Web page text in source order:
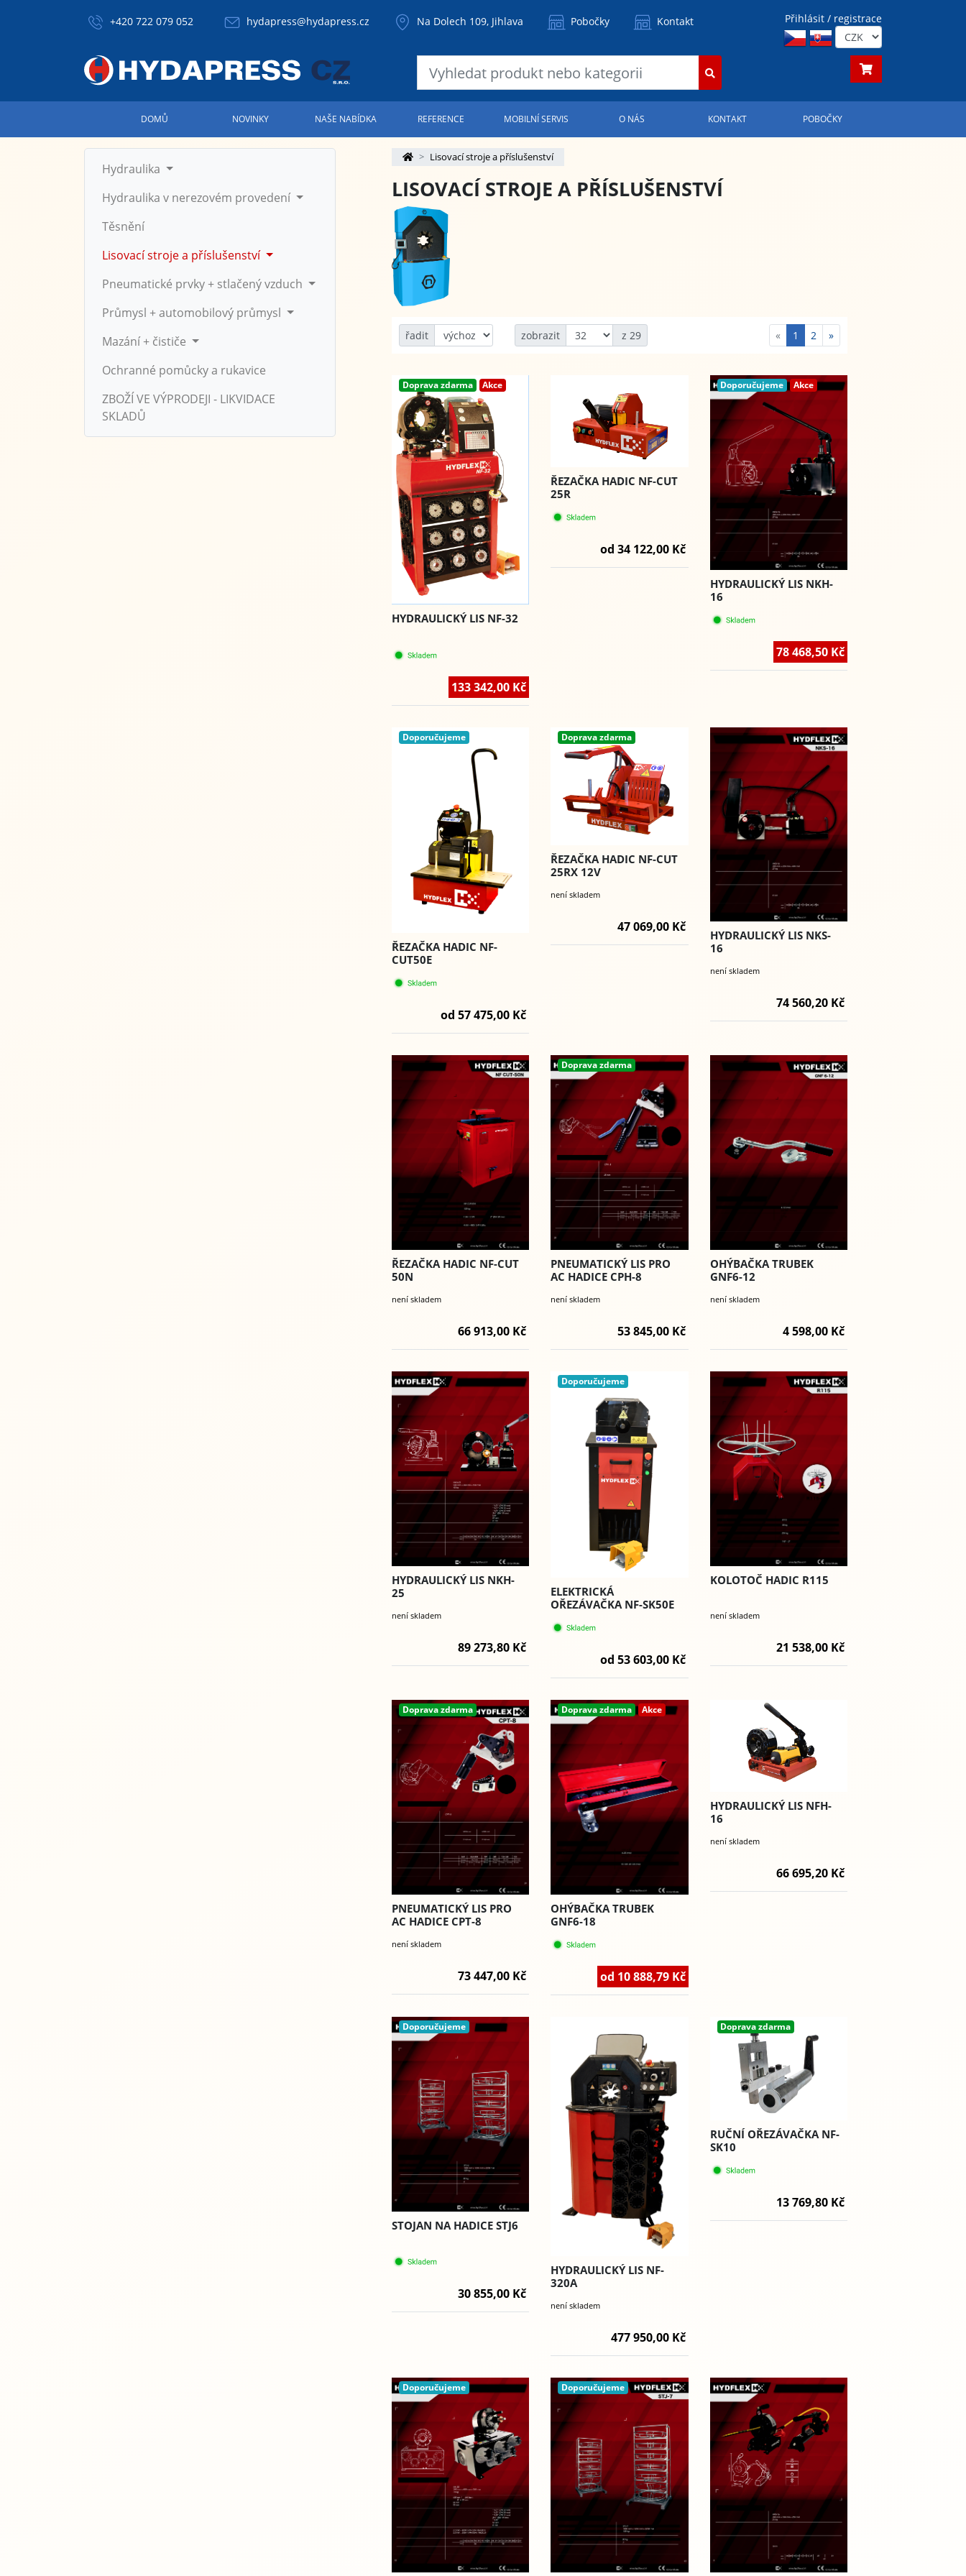
+420 722 079 052 hydapress@hydapress.cz Na Dolech 109, Jihlava Pobočky Kontakt Přihlásit / registrace
DOMŮ NOVINKY NAŠE NABÍDKA REFERENCE MOBILNÍ SERVIS O NÁS KONTAKT POBOČKY
Hydraulika
Hydraulika v nerezovém provedení
Těsnění
Lisovací stroje a příslušenství
Pneumatické prvky + stlačený vzduch
Průmysl + automobilový průmysl
Mazání + čističe
Ochranné pomůcky a rukavice
ZBOŽÍ VE VÝPRODEJI - LIKVIDACE
SKLADŮ
Lisovací stroje a příslušenství
LISOVACÍ STROJE A PŘÍSLUŠENSTVÍ
řadit zobrazit z 29 « 1 2 »
Doprava zdarma Akce
HYDRAULICKÝ LIS NF-32
133 342,00 Kč
ŘEZAČKA HADIC NF-CUT
25R
od 34 122,00 Kč
Doporučujeme Akce
HYDRAULICKÝ LIS NKH-
16
78 468,50 Kč
Doporučujeme
ŘEZAČKA HADIC NF-
CUT50E
od 57 475,00 Kč
Doprava zdarma
ŘEZAČKA HADIC NF-CUT
25RX 12V
není skladem
47 069,00 Kč
HYDRAULICKÝ LIS NKS-
16
není skladem
74 560,20 Kč
ŘEZAČKA HADIC NF-CUT
50N
není skladem
66 913,00 Kč
Doprava zdarma
PNEUMATICKÝ LIS PRO
AC HADICE CPH-8
není skladem
53 845,00 Kč
OHÝBAČKA TRUBEK
GNF6-12
není skladem
4 598,00 Kč
HYDRAULICKÝ LIS NKH-
25
není skladem
89 273,80 Kč
Doporučujeme
ELEKTRICKÁ
OŘEZÁVAČKA NF-SK50E
od 53 603,00 Kč
KOLOTOČ HADIC R115
není skladem
21 538,00 Kč
Doprava zdarma
PNEUMATICKÝ LIS PRO
AC HADICE CPT-8
není skladem
73 447,00 Kč
Doprava zdarma Akce
OHÝBAČKA TRUBEK
GNF6-18
od 10 888,79 Kč
HYDRAULICKÝ LIS NFH-
16
není skladem
66 695,20 Kč
Doporučujeme
STOJAN NA HADICE STJ6
30 855,00 Kč
HYDRAULICKÝ LIS NF-
320A
není skladem
477 950,00 Kč
Doprava zdarma
RUČNÍ OŘEZÁVAČKA NF-
SK10
13 769,80 Kč
Doporučujeme Doporučujeme